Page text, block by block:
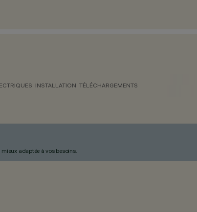
INSTALLATION TÉLÉCHARGEMENTS
adaptée à vos besoins.